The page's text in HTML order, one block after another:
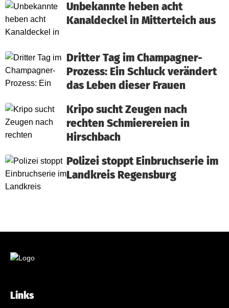
Unbekannte heben acht
Kanaldeckel in Mitterteich aus
Dritter Tag im Champagner-
Prozess: Ein Schluck verändert
das Leben dieser Frauen
Kripo sucht Zeugen nach
rechten Schmierereien in
Hirschbach
Polizei stoppt Einbruchserie im
Landkreis Regensburg
Links